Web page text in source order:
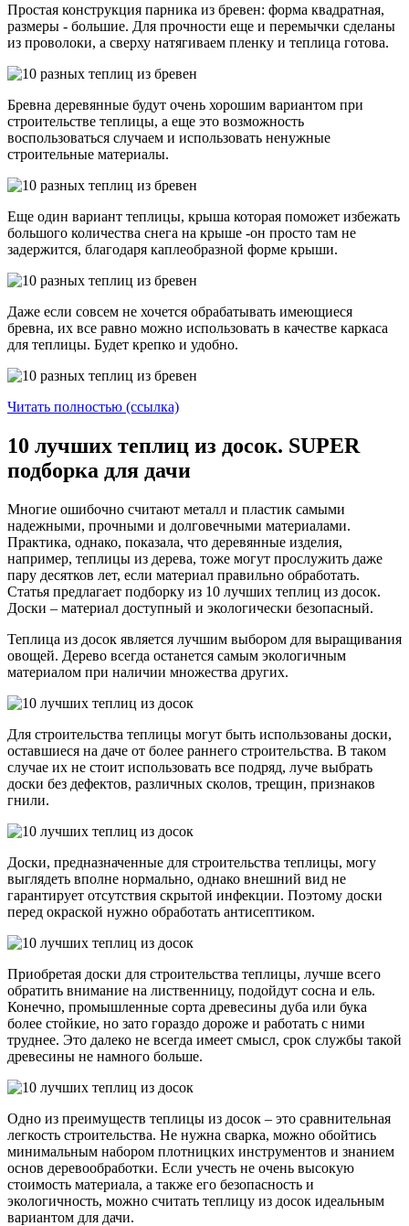
Простая конструкция парника из бревен: форма квадратная,
размеры - большие. Для прочности еще и перемычки сделаны
из проволоки, а сверху натягиваем пленку и теплица готова.
Бревна деревянные будут очень хорошим вариантом при
строительстве теплицы, а еще это возможность
воспользоваться случаем и использовать ненужные
строительные материалы.
Еще один вариант теплицы, крыша которая поможет избежать
большого количества снега на крыше -он просто там не
задержится, благодаря каплеобразной форме крыши.
Даже если совсем не хочется обрабатывать имеющиеся
бревна, их все равно можно использовать в качестве каркаса
для теплицы. Будет крепко и удобно.
Читать полностью (ссылка)
10 лучших теплиц из досок. SUPER
подборка для дачи
Многие ошибочно считают металл и пластик самыми
надежными, прочными и долговечными материалами.
Практика, однако, показала, что деревянные изделия,
например, теплицы из дерева, тоже могут прослужить даже
пару десятков лет, если материал правильно обработать.
Статья предлагает подборку из 10 лучших теплиц из досок.
Доски – материал доступный и экологически безопасный.
Теплица из досок является лучшим выбором для выращивания
овощей. Дерево всегда останется самым экологичным
материалом при наличии множества других.
Для строительства теплицы могут быть использованы доски,
оставшиеся на даче от более раннего строительства. В таком
случае их не стоит использовать все подряд, луче выбрать
доски без дефектов, различных сколов, трещин, признаков
гнили.
Доски, предназначенные для строительства теплицы, могу
выглядеть вполне нормально, однако внешний вид не
гарантирует отсутствия скрытой инфекции. Поэтому доски
перед окраской нужно обработать антисептиком.
Приобретая доски для строительства теплицы, лучше всего
обратить внимание на лиственницу, подойдут сосна и ель.
Конечно, промышленные сорта древесины дуба или бука
более стойкие, но зато гораздо дороже и работать с ними
труднее. Это далеко не всегда имеет смысл, срок службы такой
древесины не намного больше.
Одно из преимуществ теплицы из досок – это сравнительная
легкость строительства. Не нужна сварка, можно обойтись
минимальным набором плотницких инструментов и знанием
основ деревообработки. Если учесть не очень высокую
стоимость материала, а также его безопасность и
экологичность, можно считать теплицу из досок идеальным
вариантом для дачи.